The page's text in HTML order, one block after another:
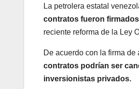
La petrolera estatal
contratos fueron
reciente reforma de la Ley
De acuerdo con la firma
contratos podrían ser
inversionistas privados.